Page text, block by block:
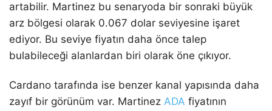
artabilir. Martinez bu senaryoda bir sonraki büyük
arz bölgesi olarak 0.067 dolar seviyesine işaret
ediyor. Bu seviye fiyatın daha önce talep
bulabileceği alanlardan biri olarak öne çıkıyor.
Cardano tarafında ise benzer kanal yapısında daha
zayıf bir görünüm var. Martinez ADA fiyatının